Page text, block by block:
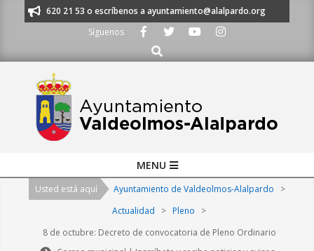
al 91 620 21 53 o escríbenos a ayuntamiento@alalpardo.org
Síguenos
Buscar
Navigation
MENU
Usted está aquí Ayuntamiento de Valdeolmos-Alalpardo
>
Actualidad
> Pleno
>
8 de octubre: Decreto de convocatoria de Pleno Ordinario